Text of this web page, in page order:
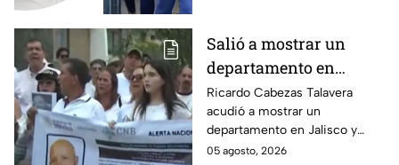
Salió a mostrar un
departamento en
Zapopan y no volvió a
casa: Buscan a Ricardo
Cabezas Talavera en
Ricardo Cabezas Talavera
acudió a mostrar un
departamento en Jalisco y
después desapareció;
05 agosto, 2026